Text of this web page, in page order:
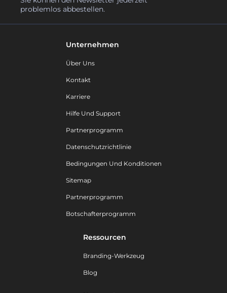
problemlos abbestellen.
Unternehmen
Über Uns
Kontakt
Karriere
Hilfe Und Support
Partnerprogramm
Datenschutzrichtlinie
Bedingungen Und Konditionen
Sitemap
Partnerprogramm
Botschafterprogramm
Ressourcen
Branding-Werkzeug
Blog